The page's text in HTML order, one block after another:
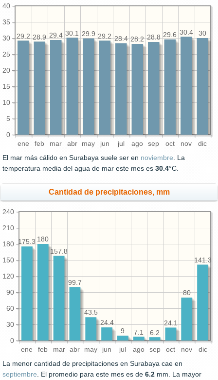
ene feb mar abr may jun jul ago sep oct nov dic
0
5
10
15
20
25
30
35
40
30
30.4
29.6
28.8
28.2
28.4
29.2
29.9
30.1
29.4
28.9
29.2
El mar más cálido en Surabaya suele ser en noviembre. La
temperatura media del agua de mar este mes es 30.4°C.
Cantidad de precipitaciones, mm
ene feb mar abr may jun jul ago sep oct nov dic
0
30
60
90
120
150
180
210
240
141.3
80
24.1
6.2
7.1
9
24.4
43.5
99.7
157.8
180
175.3
La menor cantidad de precipitaciones en Surabaya cae en
septiembre. El promedio para este mes es de 6.2 mm. La mayor